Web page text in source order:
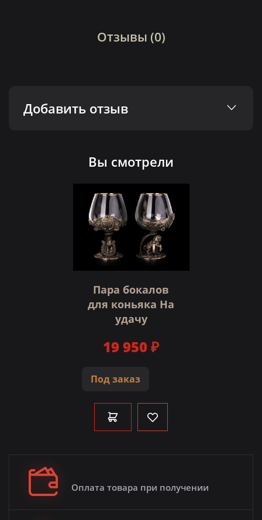
Отзывы (0)
Добавить отзыв
Вы смотрели
Пара бокалов
для коньяка На
удачу
Под заказ
19 950 ₽
Оплата товара при получении